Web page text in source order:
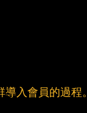
入會員的過程。